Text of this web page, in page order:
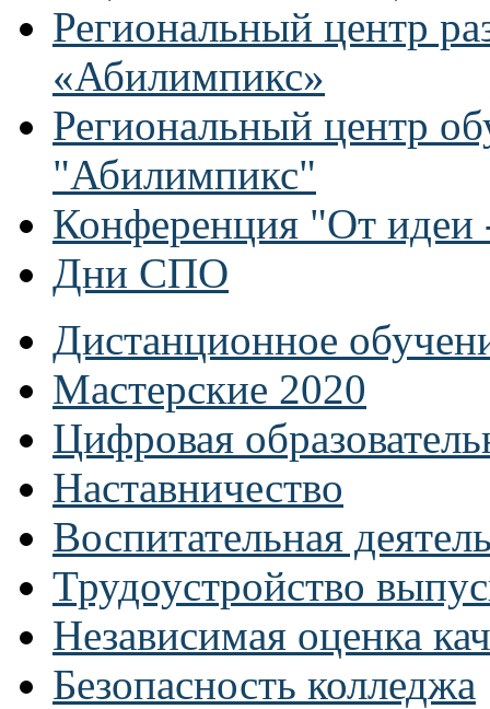
Региональный центр
«Абилимпикс»
Региональный центр
"Абилимпикс"
Конференция "От идеи
Дни СПО
Дистанционное
Мастерские 2020
Цифровая
Наставничество
Воспитательная
Трудоустройство
Независимая оценка
Безопасность колледжа